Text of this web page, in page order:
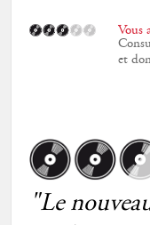
Vous
et
"Le